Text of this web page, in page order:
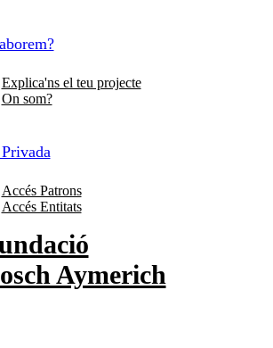
Explica'ns el teu projecte
On som?
Accés Patrons
Accés Entitats
Aymerich